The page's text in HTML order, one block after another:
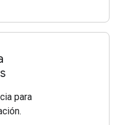
para